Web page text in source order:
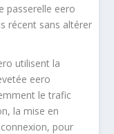
passerelle eero
récent sans altérer
utilisent la
eero
le trafic
la mise en
pour